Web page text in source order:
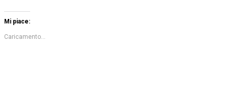
Mi piace:
Caricamento...